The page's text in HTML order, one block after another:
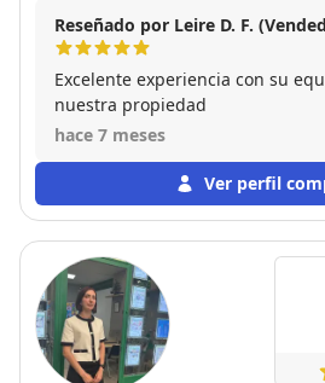
Reseñado por Leire D. F.
Excelente experiencia con su
nuestra propiedad
hace 7 meses
Ver perfil